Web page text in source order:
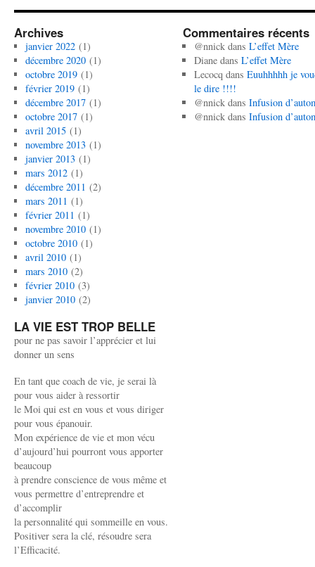
Archives
janvier 2022(1)
décembre 2020(1)
octobre 2019(1)
février 2019(1)
décembre 2017(1)
octobre 2017(1)
avril 2015(1)
novembre 2013(1)
janvier 2013(1)
mars 2012(1)
décembre 2011 (2)
mars 2011 (1)
février 2011 (1)
novembre 2010(1)
octobre 2010(1)
avril 2010(1)
mars 2010(2)
février 2010(3)
janvier 2010(2)
LA VIE EST TROP BELLE
pour ne pas savoir l’apprécier et lui
donner un sens
En tant que coach de vie, je serai là
pour vous aider à ressortir
le Moi qui est en vous et vous diriger
pour vous épanouir.
Mon expérience de vie et mon vécu
d’aujourd’hui pourront vous apporter
beaucoup
à prendre conscience de vous même et
vous permettre d’entreprendre et
d’accomplir
la personnalité qui sommeille en vous.
Positiver sera la clé, résoudre sera
l’Efficacité.
Commentaires récents
@nnickdans L’effet Mère
Dianedans L’effet Mère
Lecocq dans Euuhhhhh je
le dire !!!!
@nnickdans Infusion
@nnickdans Infusion